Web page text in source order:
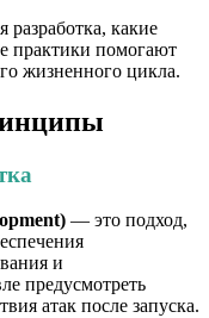
разработка, какие
практики помогают
жизненного цикла.
— это подход,
и
предусмотреть
атак после запуска.